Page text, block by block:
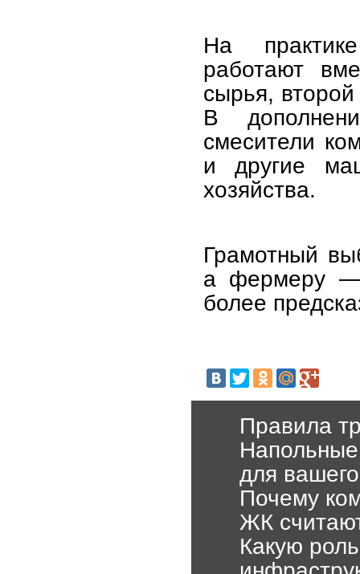
На
работают
сырья,
В
смесители
и другие
хозяйства.
Грамотный
а фермеру —
более
Правила
для
Почему
ЖК
Какую